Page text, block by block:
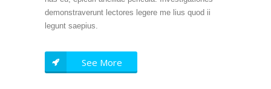
demonstraverunt lectores legere me lius quod ii
legunt saepius.
See More